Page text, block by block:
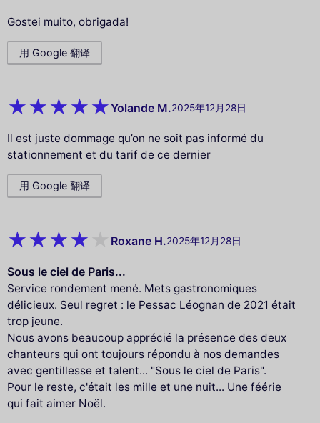
Gostei muito, obrigada!
用 Google 翻译
Yolande M.2025年12月28日
Il est juste dommage qu’on ne soit pas informé du
stationnement et du tarif de ce dernier
用 Google 翻译
Roxane H.2025年12月28日
Sous le ciel de Paris...
Service rondement mené. Mets gastronomiques
délicieux. Seul regret : le Pessac Léognan de 2021 était
trop jeune.
Nous avons beaucoup apprécié la présence des deux
chanteurs qui ont toujours répondu à nos demandes
avec gentillesse et talent... "Sous le ciel de Paris".
Pour le reste, c'était les mille et une nuit... Une féérie
qui fait aimer Noël.